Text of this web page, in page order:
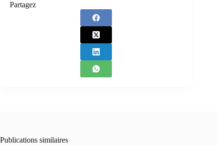
Partagez
Publications similaires